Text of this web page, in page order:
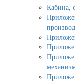
Кабина,